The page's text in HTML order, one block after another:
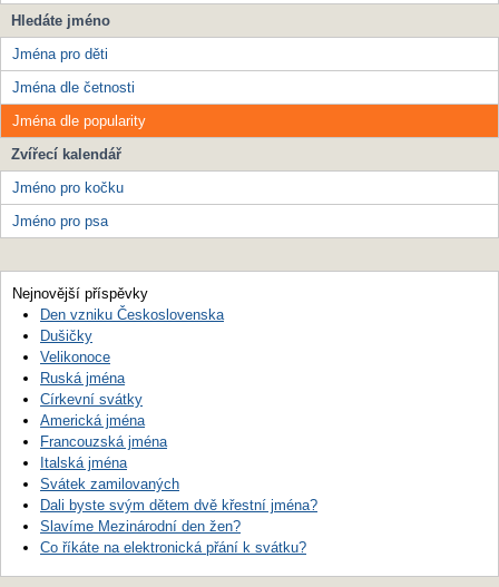
Hledáte jméno
Jména pro děti
Jména dle četnosti
Jména dle popularity
Zvířecí kalendář
Jméno pro kočku
Jméno pro psa
Nejnovější příspěvky
Den vzniku Československa
Dušičky
Velikonoce
Ruská jména
Církevní svátky
Americká jména
Francouzská jména
Italská jména
Svátek zamilovaných
Dali byste svým dětem dvě křestní jména?
Slavíme Mezinárodní den žen?
Co říkáte na elektronická přání k svátku?